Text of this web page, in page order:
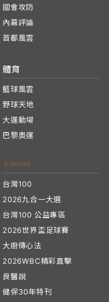
國會攻防
內幕評論
首都風雲
體育
籃球風雲
野球天地
大運動場
巴黎奧運
台灣100
2026九合一大選
台灣100 公益專區
2026世界盃足球賽
大廚傳心法
2026WBC精彩直擊
良醫說
健保30年特刊